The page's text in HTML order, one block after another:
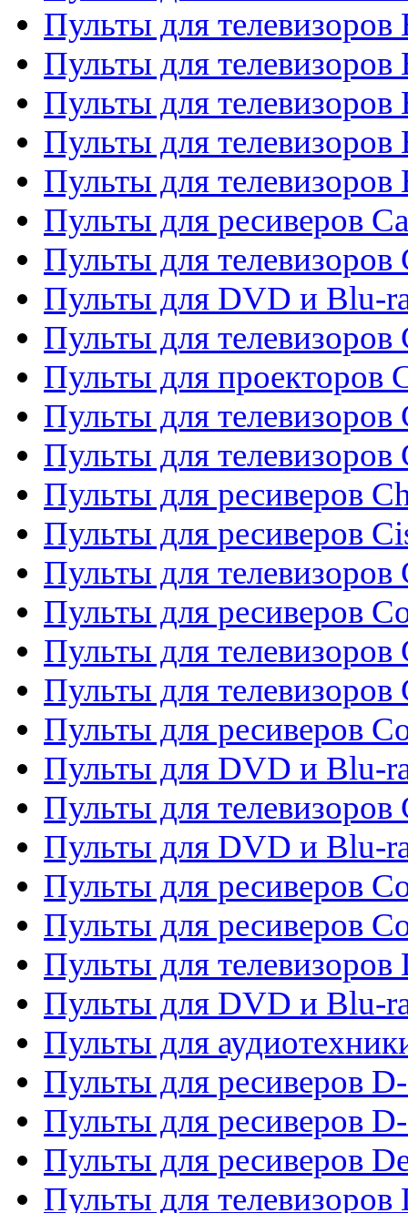
Пульты для телевизоров
Пульты для телевизоров
Пульты для телевизоров
Пульты для телевизоров
Пульты для телевизоров
Пульты для ресиверов
Пульты для телевизоров
Пульты для DVD и Blu-
Пульты для телевизоров
Пульты для проекторов
Пульты для телевизоров
Пульты для телевизоров
Пульты для ресиверов
Пульты для ресиверов
Пульты для телевизоров
Пульты для ресиверов
Пульты для телевизоров
Пульты для телевизоров
Пульты для ресиверов
Пульты для DVD и Blu-
Пульты для телевизоров
Пульты для DVD и Blu-
Пульты для ресиверов
Пульты для ресиверов
Пульты для телевизоров
Пульты для DVD и Blu-
Пульты для
Пульты для ресиверов
Пульты для ресиверов
Пульты для ресиверов
Пульты для телевизоров